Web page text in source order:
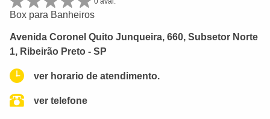
Box para Banheiros
Avenida Coronel Quito Junqueira, 660, Subsetor Norte
1, Ribeirão Preto - SP
ver horario de atendimento.
ver telefone